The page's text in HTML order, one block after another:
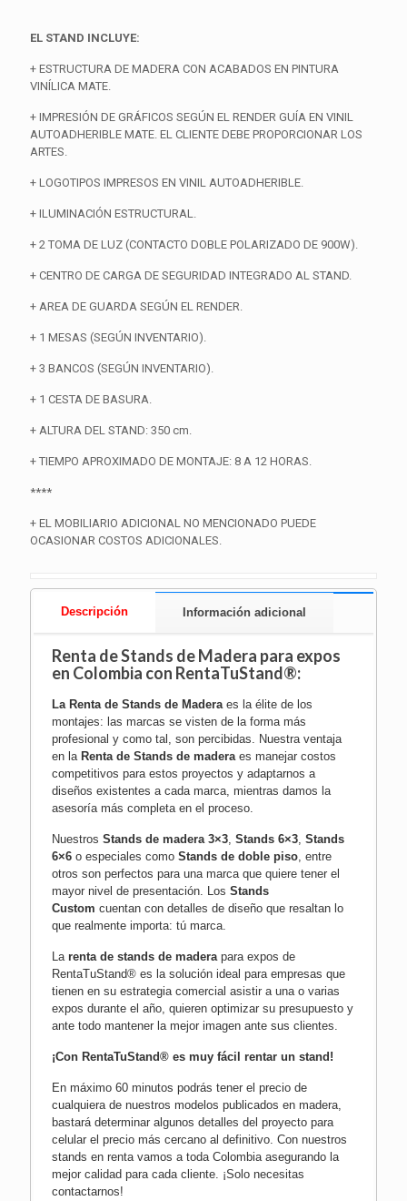
EL STAND INCLUYE:
+ ESTRUCTURA DE MADERA CON ACABADOS EN PINTURA
VINÍLICA MATE.
+ IMPRESIÓN DE GRÁFICOS SEGÚN EL RENDER GUÍA EN VINIL
AUTOADHERIBLE MATE. EL CLIENTE DEBE PROPORCIONAR LOS
ARTES.
+ LOGOTIPOS IMPRESOS EN VINIL AUTOADHERIBLE.
+ ILUMINACIÓN ESTRUCTURAL.
+ 2 TOMA DE LUZ (CONTACTO DOBLE POLARIZADO DE 900W).
+ CENTRO DE CARGA DE SEGURIDAD INTEGRADO AL STAND.
+ AREA DE GUARDA SEGÚN EL RENDER.
+ 1 MESAS (SEGÚN INVENTARIO).
+ 3 BANCOS (SEGÚN INVENTARIO).
+ 1 CESTA DE BASURA.
+ ALTURA DEL STAND: 350 cm.
+ TIEMPO APROXIMADO DE MONTAJE: 8 A 12 HORAS.
****
+ EL MOBILIARIO ADICIONAL NO MENCIONADO PUEDE
OCASIONAR COSTOS ADICIONALES.
Descripción Información adicional
Renta de Stands de Madera para expos
en Colombia con RentaTuStand®:
La Renta de Stands de Madera es la élite de los
montajes: las marcas se visten de la forma más
profesional y como tal, son percibidas. Nuestra ventaja
en la Renta de Stands de maderaes manejar costos
competitivos para estos proyectos y adaptarnos a
diseños existentes a cada marca, mientras damos la
asesoría más completa en el proceso.
Nuestros Stands de madera 3×3, Stands 6×3, Stands
6×6o especiales como Stands de doble piso, entre
otros son perfectos para una marca que quiere tener el
mayor nivel de presentación. Los Stands
Custom cuentan con detalles de diseño que resaltan lo
que realmente importa: tú marca.
La renta de stands de madera para expos de
RentaTuStand® es la solución ideal para empresas que
tienen en su estrategia comercial asistir a una o varias
expos durante el año, quieren optimizar su presupuesto y
ante todo mantener la mejor imagen ante sus clientes.
¡Con RentaTuStand® es muy fácil rentar un stand!
En máximo 60 minutos podrás tener el precio de
cualquiera de nuestros modelos publicados en madera,
bastará determinar algunos detalles del proyecto para
celular el precio más cercano al definitivo. Con nuestros
stands en renta vamos a toda Colombia asegurando la
mejor calidad para cada cliente. ¡Solo necesitas
contactarnos!